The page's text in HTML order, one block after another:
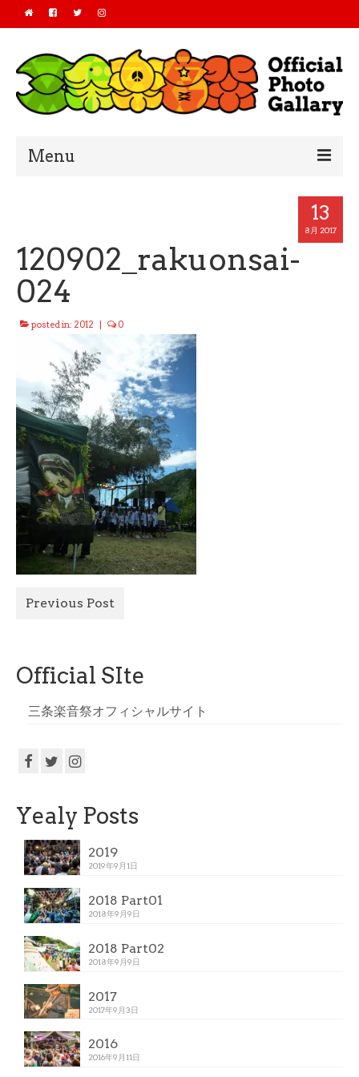
Menu
2018
2017
2016
All Photo
Official Site
13
8月 2017
120902_rakuonsai-
024
posted in: 2012 0
Previous Post
Official SIte
三条楽音祭オフィシャルサイト
Yealy Posts
2019
2019年9月1日
2018 Part01
2018年9月9日
2018 Part02
2018年9月9日
2017
2017年9月3日
2016
2016年9月11日